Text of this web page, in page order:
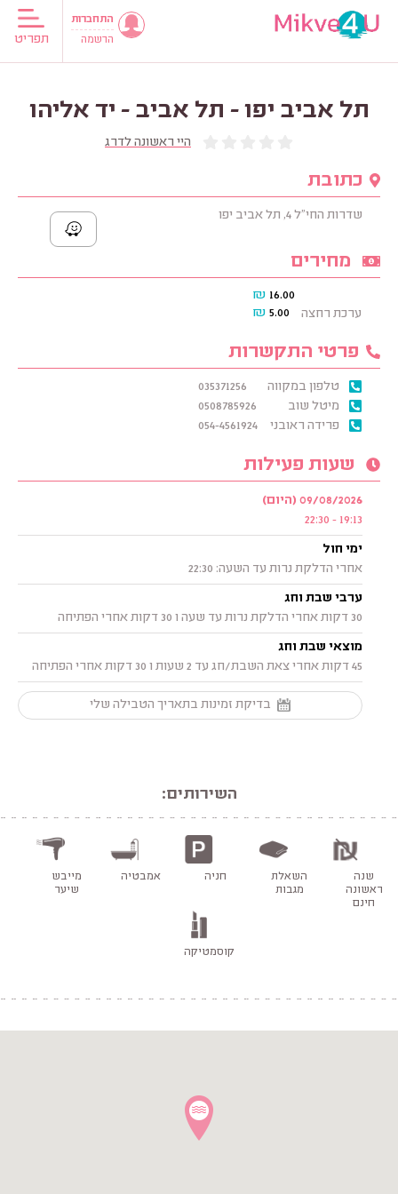
תפריט
התחברות
הרשמה
תל אביב יפו - תל אביב - יד אליהו
היי ראשונה לדרג
כתובת
שדרות החי"ל 4, תל אביב יפו
מחירים
16.00
₪
ערכת רחצה
5.00
₪
פרטי התקשרות
טלפון במקווה
035371256
מיטל שוב
0508785926
פרידה ראובני
054-4561924
שעות פעילות
09/08/2026 (היום)
19:13 - 22:30
ימי חול
אחרי הדלקת נרות עד השעה: 22:30
ערבי שבת וחג
30 דקות אחרי הדלקת נרות עד שעה ו 30 דקות אחרי הפתיחה
מוצאי שבת וחג
45 דקות אחרי צאת השבת/חג עד 2 שעות ו 30 דקות אחרי הפתיחה
בדיקת זמינות בתאריך הטבילה שלי
השירותים:
שנה
ראשונה
חינם
השאלת
מגבות
חניה אמבטיה
מייבש
שיער
קוסמטיקה